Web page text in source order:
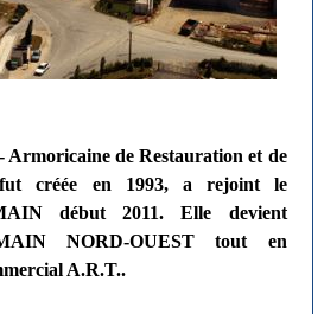
Armoricaine de Restauration et de
créée en 1993, a rejoint le
début 2011. Elle devient
NORD-OUEST tout en
A.R.T..